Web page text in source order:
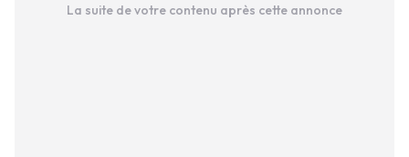
La suite de votre contenu après cette annonce